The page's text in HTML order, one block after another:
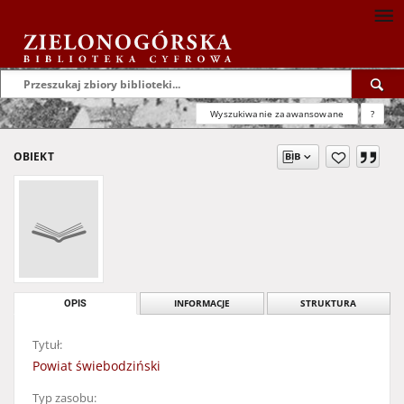
Wyszukiwanie zaawansowane ?
OBIEKT
OPIS INFORMACJE STRUKTURA
Tytuł:
Powiat świebodziński
Typ zasobu: